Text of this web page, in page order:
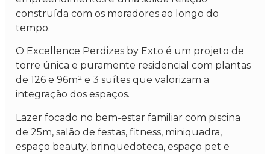
construída com os moradores ao longo do
tempo.
O Excellence Perdizes by Exto é um projeto de
torre única e puramente residencial com plantas
de 126 e 96m² e 3 suítes que valorizam a
integração dos espaços.
Lazer focado no bem-estar familiar com piscina
de 25m, salão de festas, fitness, miniquadra,
espaço beauty, brinquedoteca, espaço pet e